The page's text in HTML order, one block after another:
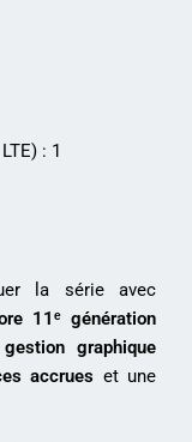
: 1
la série avec
11ᵉ génération
graphique
accrues et une